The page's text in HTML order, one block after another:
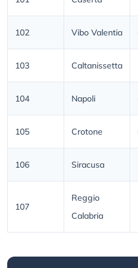
102 Vibo Valentia
103 Caltanissetta
104 Napoli
105 Crotone
106 Siracusa
107
Reggio
Calabria